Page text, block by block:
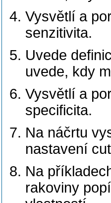
Vysvětlí a
senzitivita.
Uvede
uvede, kdy
Vysvětlí a
specificita.
Na náčrtu
nastavení
Na
rakoviny